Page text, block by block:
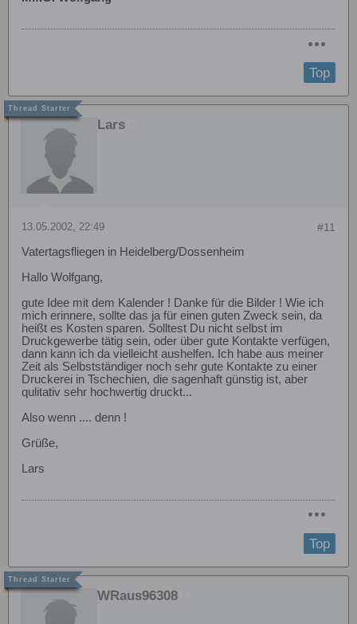
Top
Lars
#11
13.05.2002, 22:49
Vatertagsfliegen in Heidelberg/Dossenheim
Hallo Wolfgang,
gute Idee mit dem Kalender ! Danke für die Bilder ! Wie ich
mich erinnere, sollte das ja für einen guten Zweck sein, da
heißt es Kosten sparen. Solltest Du nicht selbst im
Druckgewerbe tätig sein, oder über gute Kontakte verfügen,
dann kann ich da vielleicht aushelfen. Ich habe aus meiner
Zeit als Selbstständiger noch sehr gute Kontakte zu einer
Druckerei in Tschechien, die sagenhaft günstig ist, aber
qulitativ sehr hochwertig druckt...
Also wenn .... denn !
Grüße,
Lars
Top
WRaus96308